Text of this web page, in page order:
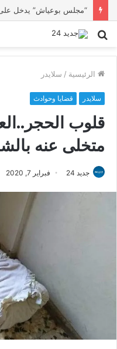
بحث
الرئيسية / سلايدر
سلايدر قضايا وحوادث
قلوب
متخلى عنه
جديد 24 فبراير 7, 2020